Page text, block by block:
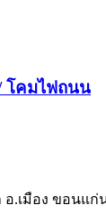
โคมไฟถนน
อ.เมือง ขอนแก่